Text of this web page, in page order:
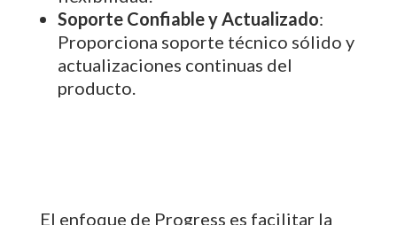
Soporte Confiable y Actualizado:
Proporciona soporte técnico sólido y
actualizaciones continuas del
producto.
El enfoque de Progress es facilitar la